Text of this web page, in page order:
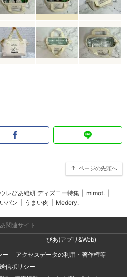
ページの先頭へ
ウレぴあ総研 ディズニー特集 mimot.
パン うまい肉 Medery.
関連サイト
ぴあ(アプリ&Web)
ー
アクセスデータの利用・著作権等
信ポリシー